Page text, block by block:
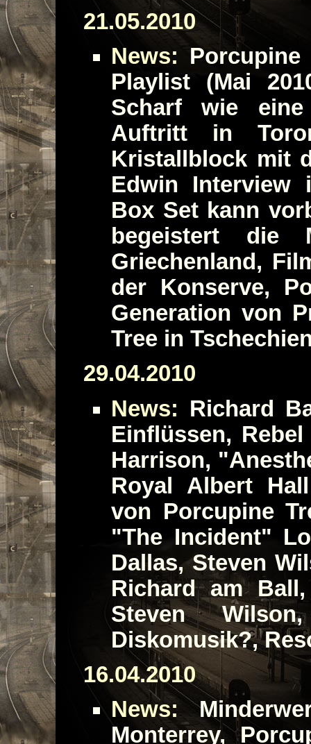
21.05.2010
News:
Playlist (Mai
Scharf wie eine
Auftritt in
Kristallblock mit
Edwin Interview
Box Set kann
begeistert die
Griechenland,
der Konserve,
Generation von
Tree in
29.04.2010
News: Richard
Einflüssen,
Harrison,
Royal Albert
von Porcupine
"The Incident"
Dallas, Steven
Richard am
Steven
Diskomusik?,
16.04.2010
News:
Monterrey,